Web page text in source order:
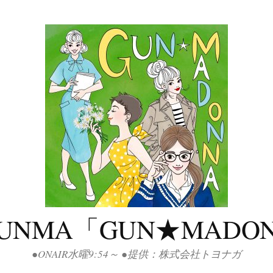
「
●ONAIR水曜9:54～ ●提供：株式会社トヨナガ